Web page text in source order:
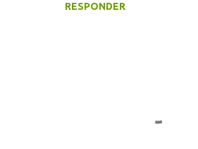
RESPONDER